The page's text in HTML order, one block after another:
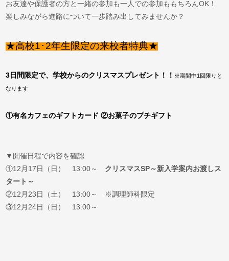
お友達や保護者の方と一緒の参加も一人での参加ももちろんOK！
楽しみながら進路について一歩踏み出してみませんか？
★高校1･2年生限定の来校者特典★
3日間限定で、学校からのクリスマスプレゼント！！ ※期間中1回限りと
なります
①有名カフェのギフトカード ②お菓子のプチギフト
▼開催日程で内容を確認
①12月17日（日） 13:00～ クリスマスSP～新入学案内お渡しス
タート～
②12月23日（土） 13:00～ ※調理師科限定
③12月24日（日） 13:00～